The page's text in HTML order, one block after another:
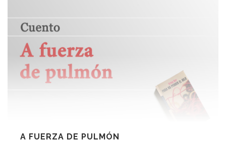
A FUERZA DE PULMÓN